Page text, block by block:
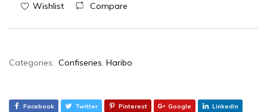
Wishlist Compare
Categories: Confiseries, Haribo
Facebook Twitter Pinterest Google Linkedin